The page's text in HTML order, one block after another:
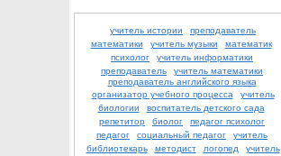
учитель истории
преподаватель
математики
учитель музыки
математик
психолог
учитель информатики
преподаватель
учитель математики
преподаватель английского языка
организатор учебного процесса
учитель
биологии
воспитатель детского сада
репетитор
биолог
педагог психолог
педагог
социальный педагог
учитель
библиотекарь
методист логопед
учитель